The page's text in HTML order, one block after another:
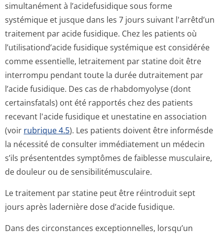
simultanément à l’acidefusidique sous forme
systémique et jusque dans les 7 jours suivant l'arrêtd’un
traitement par acide fusidique. Chez les patients où
l’utilisation­d’acide fusidique systémique est considérée
comme essentielle, letraitement par statine doit être
interrompu pendant toute la durée dutraitement par
l’acide fusidique. Des cas de rhabdomyolyse (dont
certainsfatals) ont été rapportés chez des patients
recevant l'acide fusidique et unestatine en association
(voir rubrique 4.5). Les patients doivent être informésde
la nécessité de consulter immédiatement un médecin
s’ils présententdes symptômes de faiblesse musculaire,
de douleur ou de sensibilitémus­culaire.
Le traitement par statine peut être réintroduit sept
jours après ladernière dose d’acide fusidique.
Dans des circonstances exceptionnelles, lorsqu’un